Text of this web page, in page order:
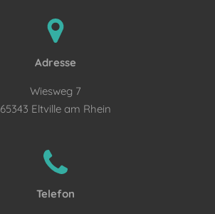
Adresse
Wiesweg 7
65343 Eltville am Rhein
Telefon